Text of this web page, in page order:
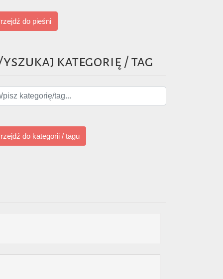
do pieśni
kategorię / tag
do kategorii / tagu